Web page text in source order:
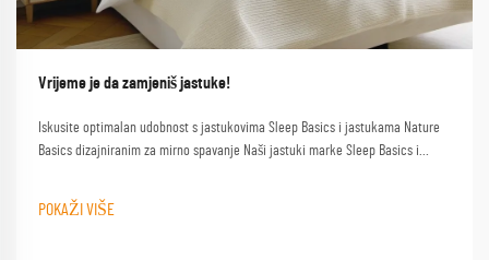
Vrijeme je da zamjeniš jastuke!
Iskusite optimalan udobnost s jastukovima Sleep Basics i jastukama Nature
Basics dizajniranim za mirno spavanje Naši jastuki marke Sleep Basics i
POKAŽI VIŠE